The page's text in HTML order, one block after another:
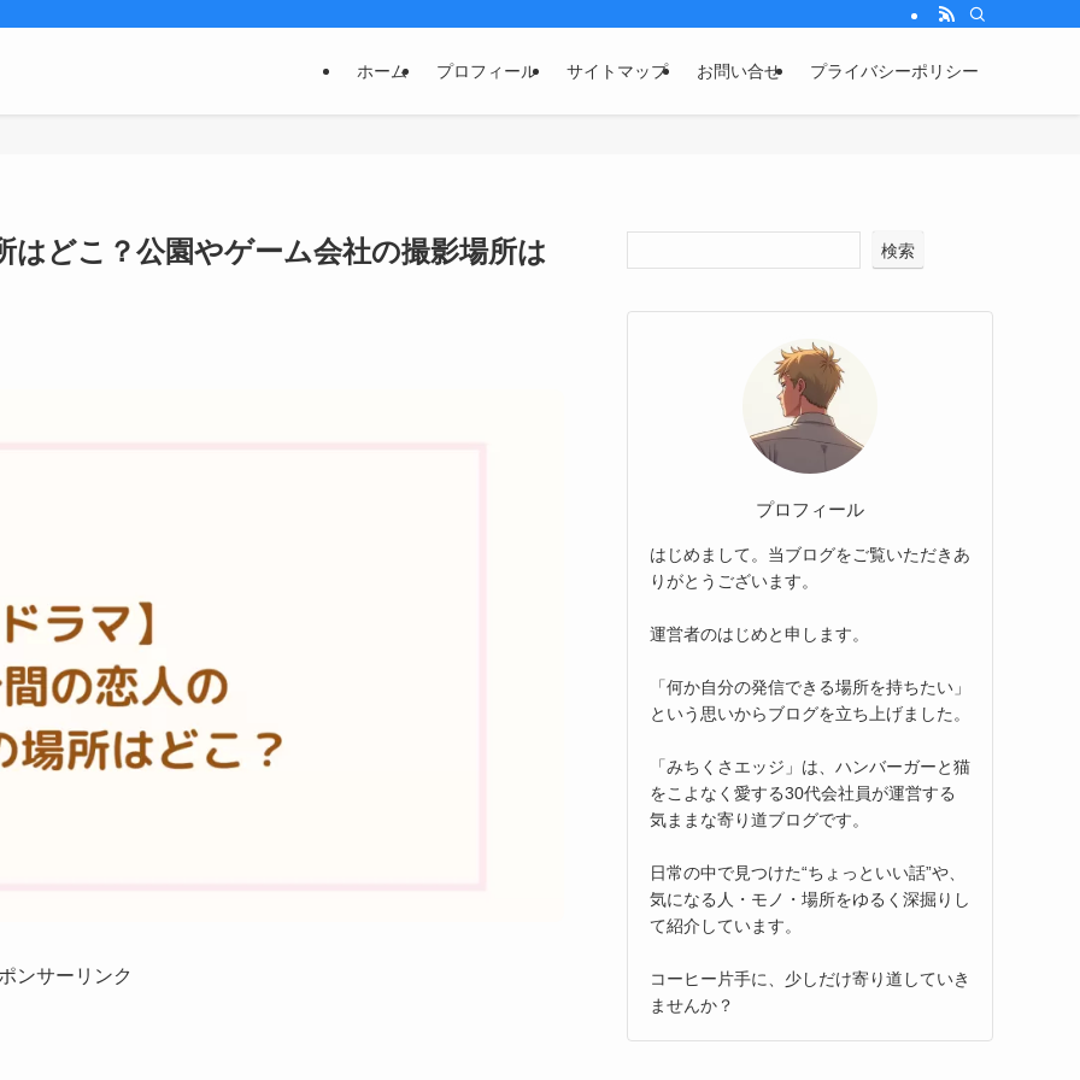
ホーム プロフィール サイトマップ お問い合せ プライバシーポリシー
はどこ？公園やゲーム会社の撮影場所は
ンサーリンク
検索
プロフィール
はじめまして。当ブログをご覧いただきあ
りがとうございます。
運営者のはじめと申します。
「何か自分の発信できる場所を持ちたい」
という思いからブログを立ち上げました。
「みちくさエッジ」は、ハンバーガーと猫
をこよなく愛する30代会社員が運営する
気ままな寄り道ブログです。
日常の中で見つけた“ちょっといい話”や、
気になる人・モノ・場所をゆるく深掘りし
て紹介しています。
コーヒー片手に、少しだけ寄り道していき
ませんか？